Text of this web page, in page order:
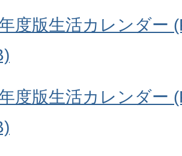
度版生活カレンダー
度版生活カレンダー